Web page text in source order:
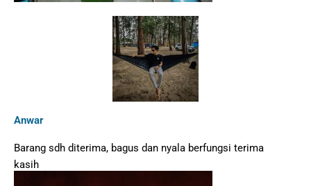
Anwar
Barang sdh diterima, bagus dan nyala berfungsi terima
kasih